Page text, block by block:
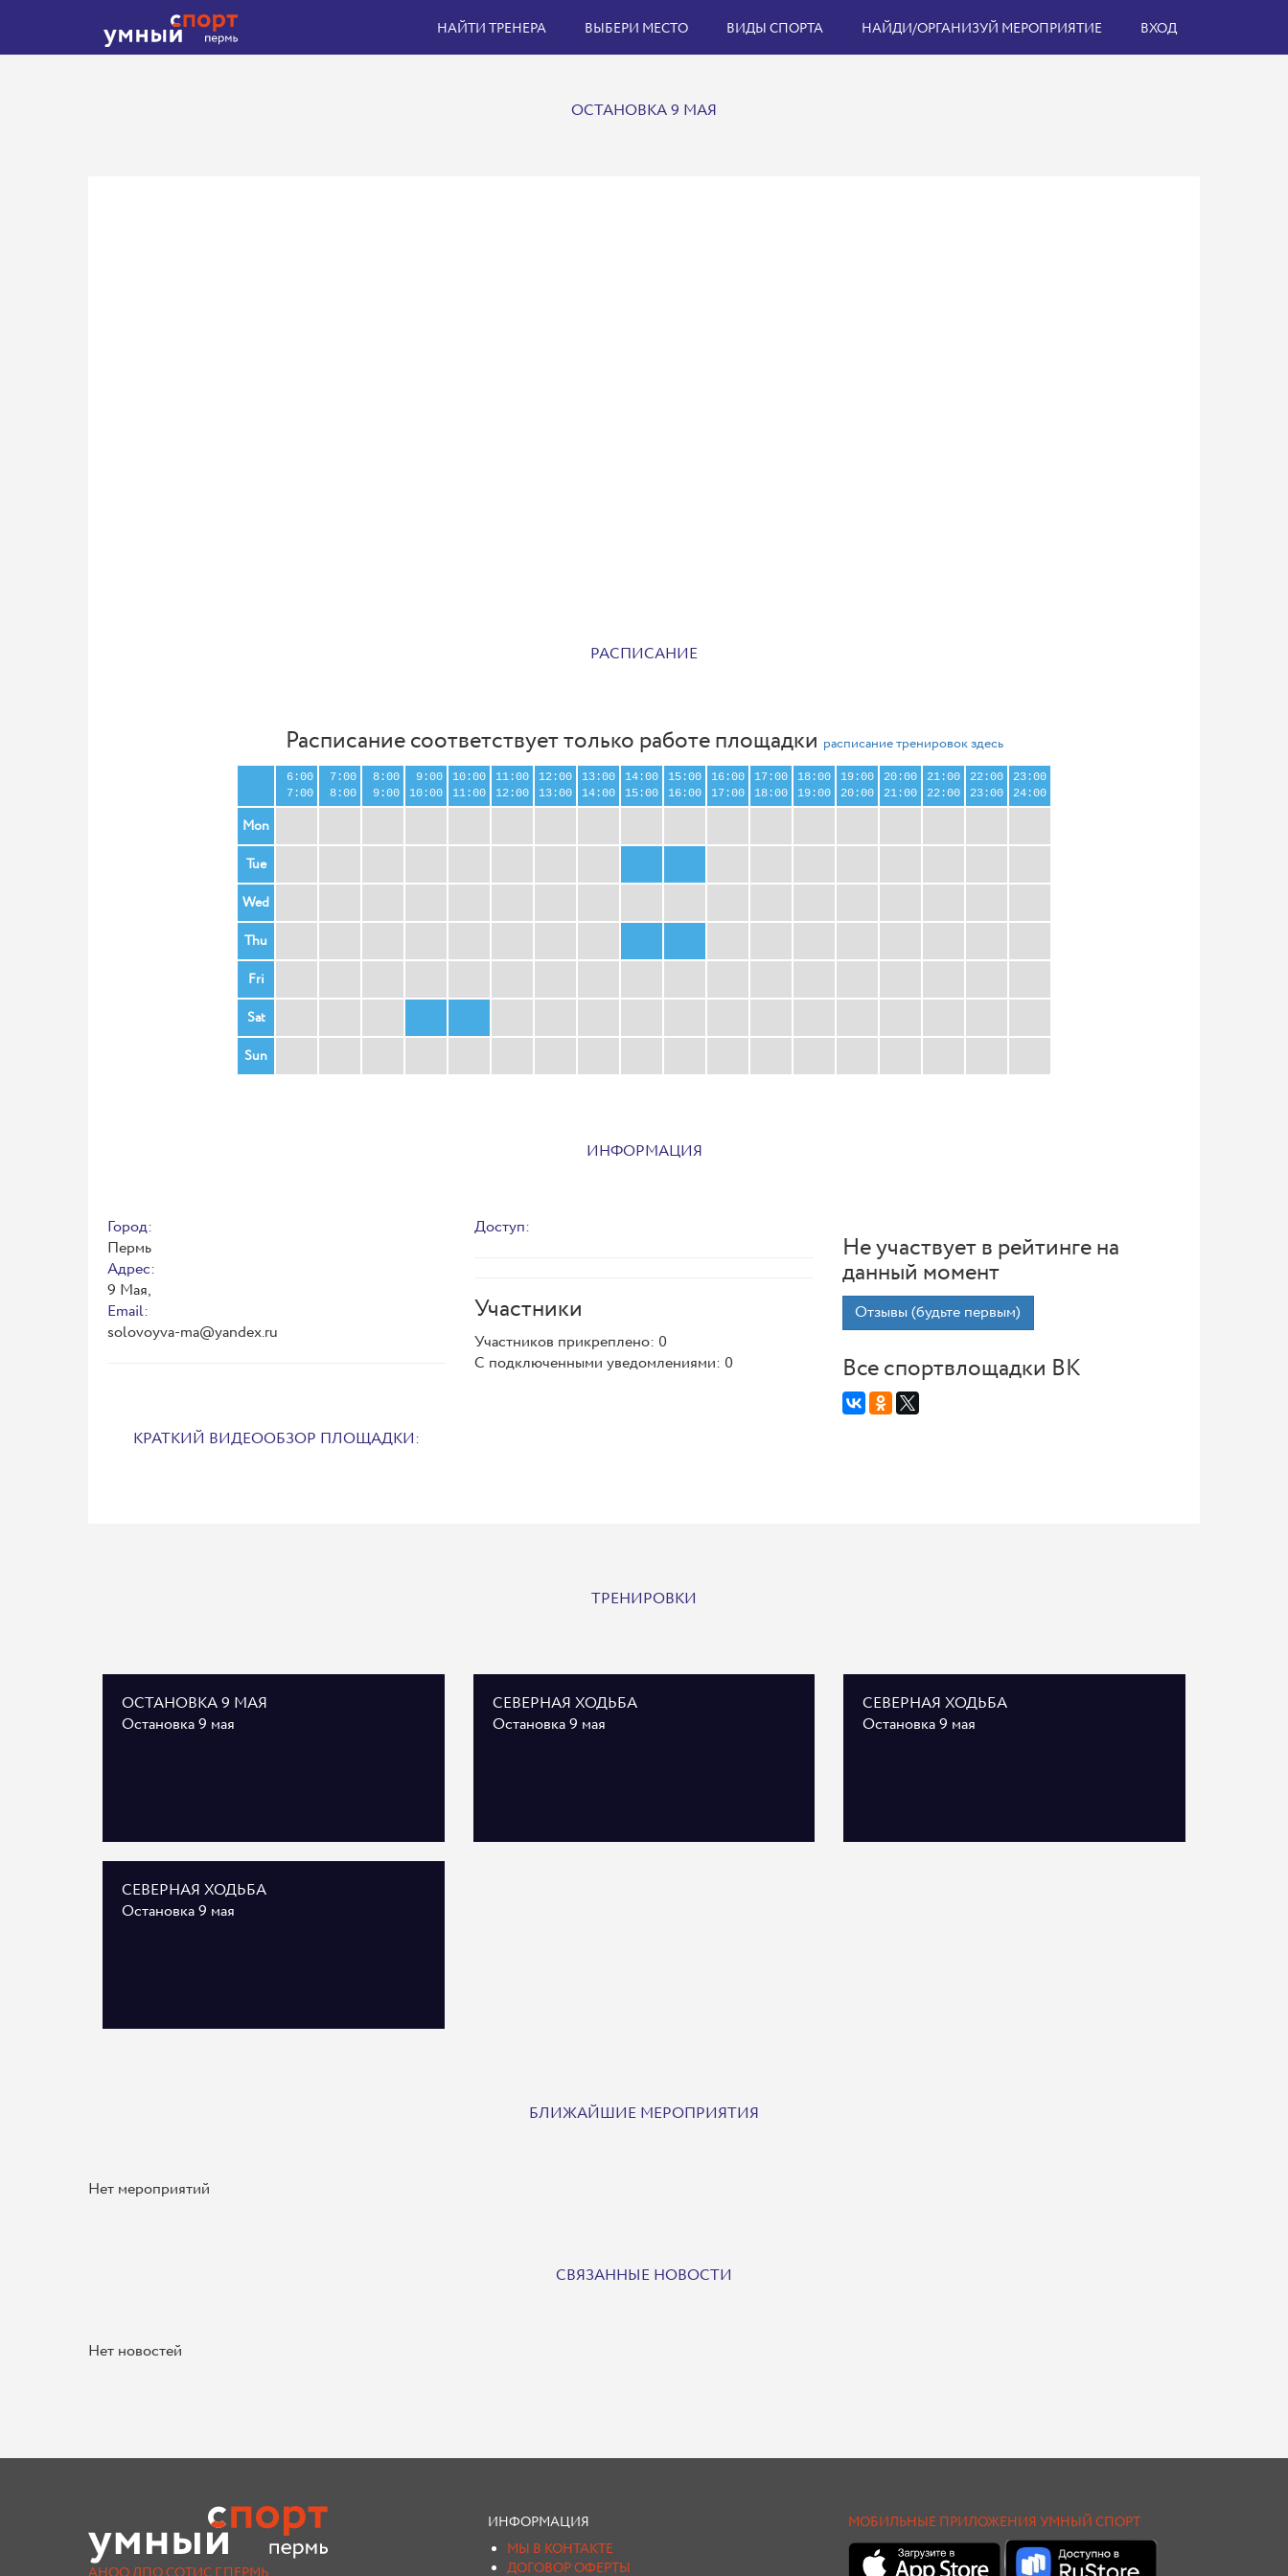
НАЙТИ ТРЕНЕРА ВЫБЕРИ МЕСТО ВИДЫ СПОРТА НАЙДИ/ОРГАНИЗУЙ МЕРОПРИЯТИЕ ВХОД
ОСТАНОВКА 9 МАЯ
РАСПИСАНИЕ
Расписание соответствует только работе площадки расписание тренировок здесь
6:00
7:00
7:00
8:00
8:00
9:00
9:00
10:00
10:00
11:00
11:00
12:00
12:00
13:00
13:00
14:00
14:00
15:00
15:00
16:00
16:00
17:00
17:00
18:00
18:00
19:00
19:00
20:00
20:00
21:00
21:00
22:00
22:00
23:00
23:00
24:00
Mon
Tue
Wed
Thu
Fri
Sat
Sun
ИНФОРМАЦИЯ
Город:
Пермь
Адрес:
9 Мая,
Email:
solovoyva-ma@yandex.ru
КРАТКИЙ ВИДЕООБЗОР ПЛОЩАДКИ:
Доступ:
Участники
Участников прикреплено: 0
С подключенными уведомлениями: 0
Не участвует в рейтинге на
данный момент
Отзывы (будьте первым)
Все спортвлощадки ВК
ТРЕНИРОВКИ
ОСТАНОВКА 9 МАЯ
Остановка 9 мая
СЕВЕРНАЯ ХОДЬБА
Остановка 9 мая
СЕВЕРНАЯ ХОДЬБА
Остановка 9 мая
СЕВЕРНАЯ ХОДЬБА
Остановка 9 мая
БЛИЖАЙШИЕ МЕРОПРИЯТИЯ
Нет мероприятий
СВЯЗАННЫЕ НОВОСТИ
Нет новостей
ИНФОРМАЦИЯ
МЫ В КОНТАКТЕ
ДОГОВОР ОФЕРТЫ
МОБИЛЬНЫЕ ПРИЛОЖЕНИЯ УМНЫЙ СПОРТ